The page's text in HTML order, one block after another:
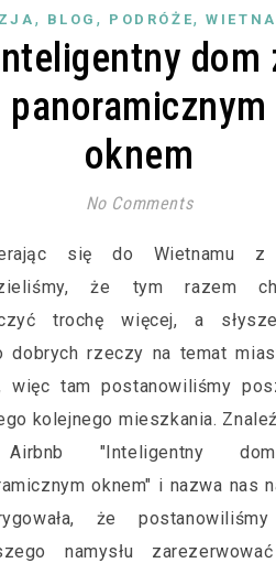
, BLOG, PODRÓŻE,
dom
panoramicznym
oknem
No Comments
się do Wietnamu z
że tym razem
trochę więcej, a
dobrych rzeczy na temat
więc tam postanowiliśmy
kolejnego mieszkania.
"Inteligentny
oknem" i nazwa nas
że
namysłu